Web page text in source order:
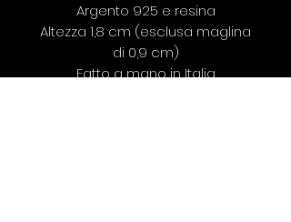
Argento 925 e resina
Altezza 1,8 cm (esclusa maglina
di 0,9 cm)
Fatto a mano in Italia